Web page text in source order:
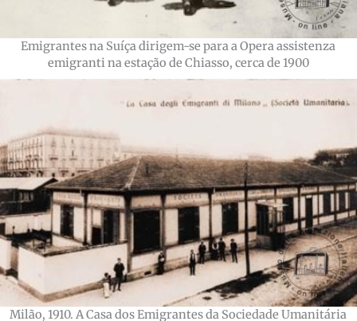
Emigrantes na Suíça dirigem-se para a Opera assistenza
emigranti na estação de Chiasso, cerca de 1900
Milão, 1910. A Casa dos Emigrantes da Sociedade Umanitária